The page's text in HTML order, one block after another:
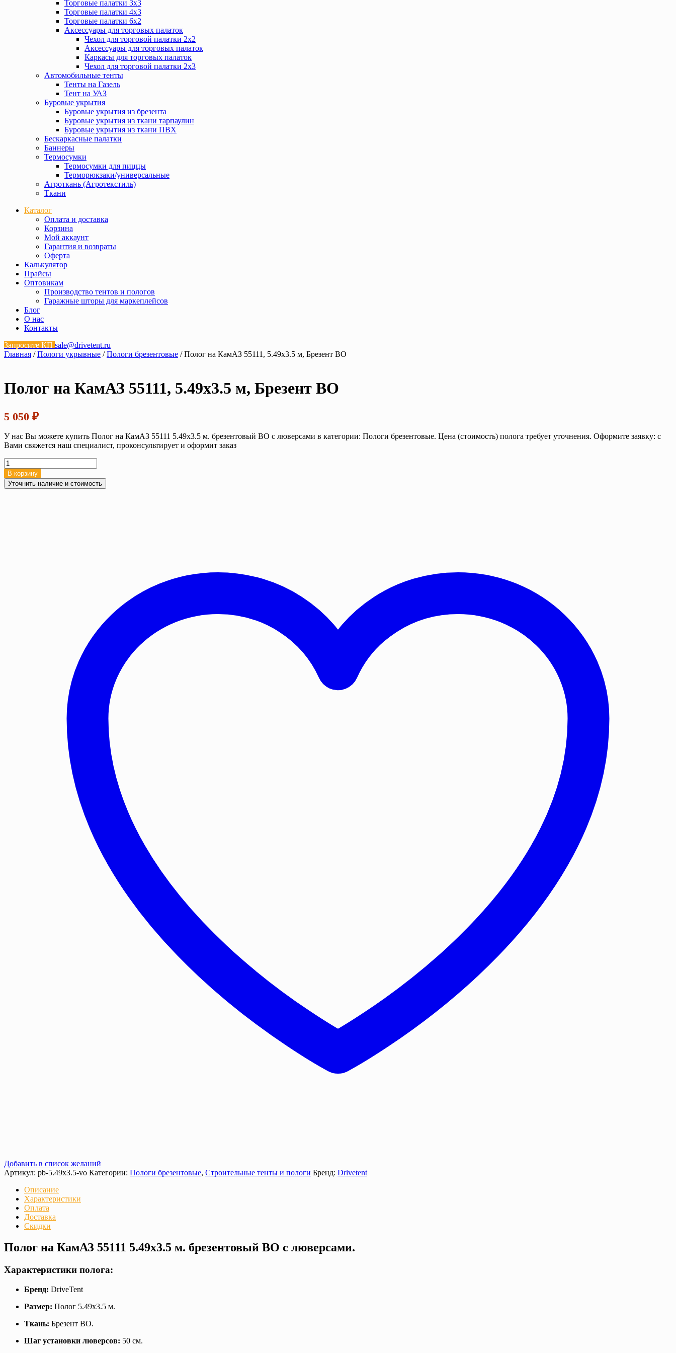
Торговые палатки 3х3
Торговые палатки 4х3
Торговые палатки 6х2
Аксессуары для торговых палаток
Чехол для торговой палатки 2х2
Аксессуары для торговых палаток
Каркасы для торговых палаток
Чехол для торговой палатки 2х3
Автомобильные тенты
Тенты на Газель
Тент на УАЗ
Буровые укрытия
Буровые укрытия из брезента
Буровые укрытия из ткани тарпаулин
Буровые укрытия из ткани ПВХ
Бескаркасные палатки
Баннеры
Термосумки
Термосумки для пиццы
Терморюкзаки/универсальные
Агроткань (Агротекстиль)
Ткани
Каталог
Оплата и доставка
Корзина
Мой аккаунт
Гарантия и возвраты
Оферта
Калькулятор
Прайсы
Оптовикам
Производство тентов и пологов
Гаражные шторы для маркеплейсов
Блог
О нас
Контакты
Запросите КП sale@drivetent.ru
Главная /Пологи укрывные /Пологи брезентовые / Полог на КамАЗ 55111, 5.49х3.5 м, Брезент ВО
Полог на КамАЗ 55111, 5.49х3.5 м, Брезент ВО
5 050 ₽
У нас Вы можете купить Полог на КамАЗ 55111 5.49х3.5 м. брезентовый ВО с люверсами в категории: Пологи брезентовые. Цена (стоимость) полога требует уточнения. Оформите заявку: с
Вами свяжется наш специалист, проконсультирует и оформит заказ
Количество
товара
Полог
на
В корзину
Уточнить наличие и стоимость
Добавить в список желаний
Артикул: pb-5.49x3.5-vo Категории: Пологи брезентовые, Строительные тенты и пологи Бренд: Drivetent
Описание
Характеристики
Оплата
Доставка
Скидки
Полог на КамАЗ 55111 5.49х3.5 м. брезентовый ВО с люверсами.
Характеристики полога:
Бренд: DriveTent
Размер: Полог 5.49х3.5 м.
Ткань: Брезент ВО.
Шаг установки люверсов: 50 см.